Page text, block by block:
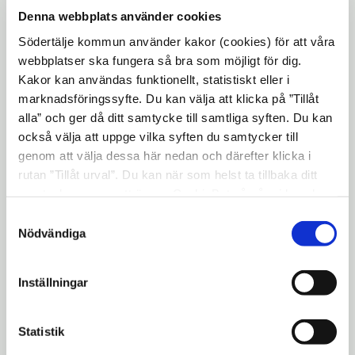
Denna webbplats använder cookies
Södertälje kommun använder kakor (cookies) för att våra
webbplatser ska fungera så bra som möjligt för dig.
Kakor kan användas funktionellt, statistiskt eller i
marknadsföringssyfte. Du kan välja att klicka på ”Tillåt
alla” och ger då ditt samtycke till samtliga syften. Du kan
också välja att uppge vilka syften du samtycker till
genom att välja dessa här nedan och därefter klicka i
rutan ”Tillåt urval”. Du kan när som helst ta tillbaka ditt
"Visa detaljer" kan du läsa om hur kakorna används och
hur vi och våra leverantörer inhämtar och behandlar
Nödvändiga
Inställningar
Statistik
och hälsoutskottet. -Jag är stolt över att
Södertälje går i bräschen för omvandlingen
till ekologiskt hållbart samhälle. Vi vet att
energifrågorna är av avgörande betydelse
för den framtida miljön. Nu är Södertälje
med och tar ett viktigt kliv, och jag hoppas
att vårt miljöarbete kan inspirera fler
kommuner till att fatta beslut som gynnar
framtida generationer, säger Anders Lago
Södertälje kommun bygger också
tillsammans med Botkyrka och Huddinge
Sveriges största biobränslebaserade